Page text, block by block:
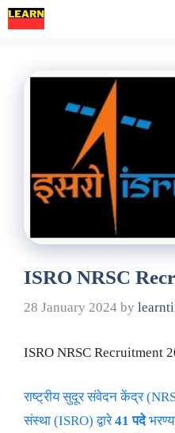
Skip
to
ISRO NRSC
28 January 2024 by
ISRO NRSC Recruitment
राष्ट्रीय सुदूर संवेदन केंद्र
संस्था (ISRO) द्वारे41 पदे